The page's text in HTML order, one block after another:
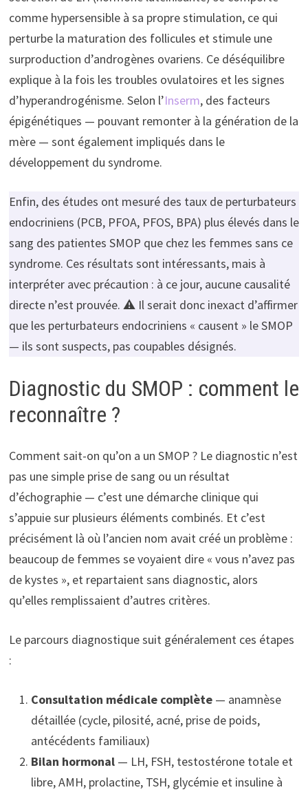
comme hypersensible à sa propre stimulation, ce qui
perturbe la maturation des follicules et stimule une
surproduction d’androgènes ovariens. Ce déséquilibre
explique à la fois les troubles ovulatoires et les signes
d’hyperandrogénisme. Selon l’Inserm, des facteurs
épigénétiques — pouvant remonter à la génération de la
mère — sont également impliqués dans le
développement du syndrome.
Enfin, des études ont mesuré des taux de perturbateurs
endocriniens (PCB, PFOA, PFOS, BPA) plus élevés dans le
sang des patientes SMOP que chez les femmes sans ce
syndrome. Ces résultats sont intéressants, mais à
interpréter avec précaution : à ce jour, aucune causalité
directe n’est prouvée. ⚠️ Il serait donc inexact d’affirmer
que les perturbateurs endocriniens « causent » le SMOP
— ils sont suspects, pas coupables désignés.
Diagnostic du SMOP : comment le
reconnaître ?
Comment sait-on qu’on a un SMOP ? Le diagnostic n’est
pas une simple prise de sang ou un résultat
d’échographie — c’est une démarche clinique qui
s’appuie sur plusieurs éléments combinés. Et c’est
précisément là où l’ancien nom avait créé un problème :
beaucoup de femmes se voyaient dire « vous n’avez pas
de kystes », et repartaient sans diagnostic, alors
qu’elles remplissaient d’autres critères.
Le parcours diagnostique suit généralement ces étapes
:
Consultation médicale complète— anamnèse
détaillée (cycle, pilosité, acné, prise de poids,
antécédents familiaux)
Bilan hormonal— LH, FSH, testostérone totale et
libre, AMH, prolactine, TSH, glycémie et insuline à